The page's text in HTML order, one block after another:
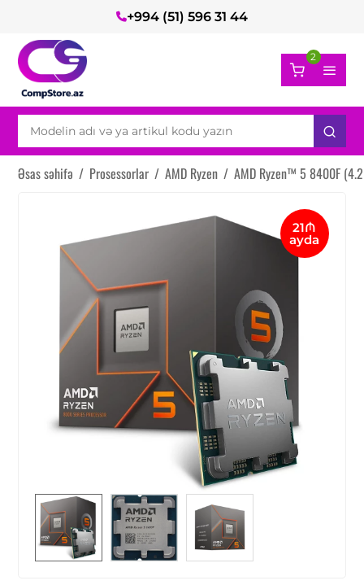
+994 (51) 596 31 44
2
Əsas səhifə / Prosessorlar / AMD Ryzen / AMD Ryzen™ 5 8400F
21₼
ayda